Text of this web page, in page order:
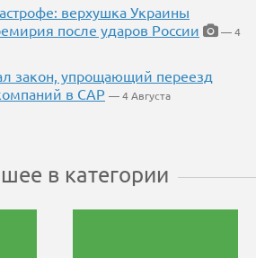
верхушка Украины
после ударов России
— 4
закон, упрощающий переезд
в САР — 4 Августа
в категории